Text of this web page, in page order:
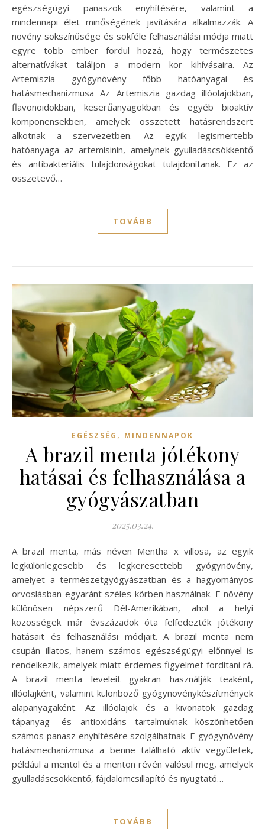
egészségügyi panaszok enyhítésére, valamint a
mindennapi élet minőségének javítására alkalmazzák. A
növény sokszínűsége és sokféle felhasználási módja miatt
egyre több ember fordul hozzá, hogy természetes
alternatívákat találjon a modern kor kihívásaira. Az
Artemiszia gyógynövény főbb hatóanyagai és
hatásmechanizmusa Az Artemiszia gazdag illóolajokban,
flavonoidokban, keserűanyagokban és egyéb bioaktív
komponensekben, amelyek összetett hatásrendszert
alkotnak a szervezetben. Az egyik legismertebb
hatóanyaga az artemisinin, amelynek gyulladáscsökkentő
és antibakteriális tulajdonságokat tulajdonítanak. Ez az
összetevő…
TOVÁBB
EGÉSZSÉG , MINDENNAPOK
A brazil menta jótékony
hatásai és felhasználása a
gyógyászatban
2025.03.24.
A brazil menta, más néven Mentha x villosa, az egyik
legkülönlegesebb és legkeresettebb gyógynövény,
amelyet a természetgyógyászatban és a hagyományos
orvoslásban egyaránt széles körben használnak. E növény
különösen népszerű Dél-Amerikában, ahol a helyi
közösségek már évszázadok óta felfedezték jótékony
hatásait és felhasználási módjait. A brazil menta nem
csupán illatos, hanem számos egészségügyi előnnyel is
rendelkezik, amelyek miatt érdemes figyelmet fordítani rá.
A brazil menta leveleit gyakran használják teaként,
illóolajként, valamint különböző gyógynövénykészítmények
alapanyagaként. Az illóolajok és a kivonatok gazdag
tápanyag- és antioxidáns tartalmuknak köszönhetően
számos panasz enyhítésére szolgálhatnak. E gyógynövény
hatásmechanizmusa a benne található aktív vegyületek,
például a mentol és a menton révén valósul meg, amelyek
gyulladáscsökkentő, fájdalomcsillapító és nyugtató…
TOVÁBB